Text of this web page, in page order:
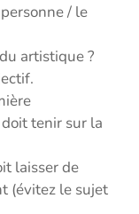
/ le
artistique ?
tenir sur la
laisser de
(évitez le sujet